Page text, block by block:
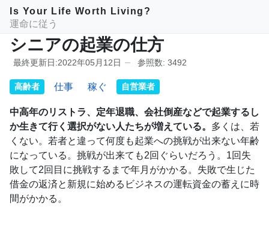
Is Your Life Worth Living?
運命に従う
シニアの起業の仕方
最終更新日:2022年05月12日 参照数: 3492
高齢者 仕事 稼ぐ 自営業者
中高年のリストラ、定年退職、会社倒産などで起業するし
か生きて行く選択がない人たちが増えている。 多くは、若
くない。若者と違って何度も起業への挑戦が出来ない年齢
になっている。挑戦が出来ても2回ぐらいだろう。1回失
敗して2回目に挑戦するまで年月がかかる。失敗で生じた
借金の返済と新規に始めるビジネスの運転資金の蓄えに時
間がかかる。